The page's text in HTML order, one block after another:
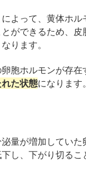
よって、黄体ホ
ができるため、皮
ります。
胞ホルモンが存在
た状態になります。
量が増加してい
し、下がり切るこ